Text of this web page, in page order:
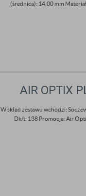
(średnica): 14,00 mm
AIR OPTIX
W skład zestawu wchodzi:
Dk/t: 138 Promocja: Air